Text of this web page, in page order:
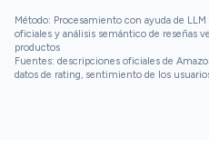
Método: Procesamiento con ayuda de
oficiales y análisis semántico de reseñas
productos
Fuentes: descripciones oficiales de
datos de rating, sentimiento de los